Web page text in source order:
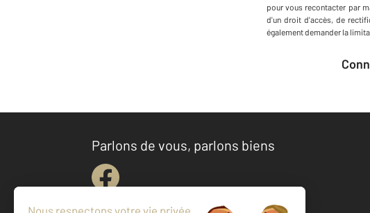
pour vous recontacter par
d'un droit d'accès, de
également demander la
Parlons de vous, parlons biens